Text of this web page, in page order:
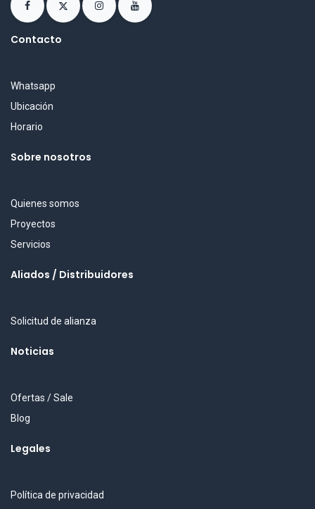
Contacto
Whatsapp
Ubicación
Horario
Sobre nosotros
Quienes somos
Proyectos
Servicios
Aliados / Distribuidores
Solicitud de alianza
Noticias
Ofertas / Sale
Blog
Legales
Política de privacidad